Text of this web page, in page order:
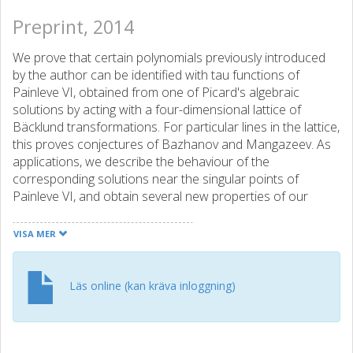
Preprint, 2014
We prove that certain polynomials previously introduced
by the author can be identified with tau functions of
Painleve VI, obtained from one of Picard's algebraic
solutions by acting with a four-dimensional lattice of
Bäcklund transformations. For particular lines in the lattice,
this proves conjectures of Bazhanov and Mangazeev. As
applications, we describe the behaviour of the
corresponding solutions near the singular points of
Painleve VI, and obtain several new properties of our
VISA MER
Läs online (kan kräva inloggning)